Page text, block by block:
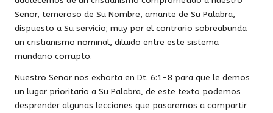
Señor, temeroso de Su Nombre, amante de Su Palabra,
dispuesto a Su servicio; muy por el contrario sobreabunda
un cristianismo nominal, diluido entre este sistema
mundano corrupto.
Nuestro Señor nos exhorta en Dt. 6:1-8 para que le demos
un lugar prioritario a Su Palabra, de este texto podemos
desprender algunas lecciones que pasaremos a compartir